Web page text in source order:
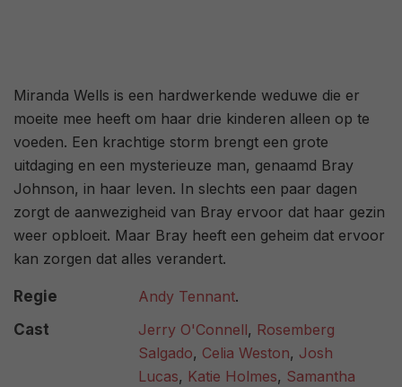
Miranda Wells is een hardwerkende weduwe die er
moeite mee heeft om haar drie kinderen alleen op te
voeden. Een krachtige storm brengt een grote
uitdaging en een mysterieuze man, genaamd Bray
Johnson, in haar leven. In slechts een paar dagen
zorgt de aanwezigheid van Bray ervoor dat haar gezin
weer opbloeit. Maar Bray heeft een geheim dat ervoor
kan zorgen dat alles verandert.
Regie Andy Tennant.
Cast
Jerry O'Connell, Rosemberg
Salgado, Celia Weston, Josh
Lucas, Katie Holmes, Samantha